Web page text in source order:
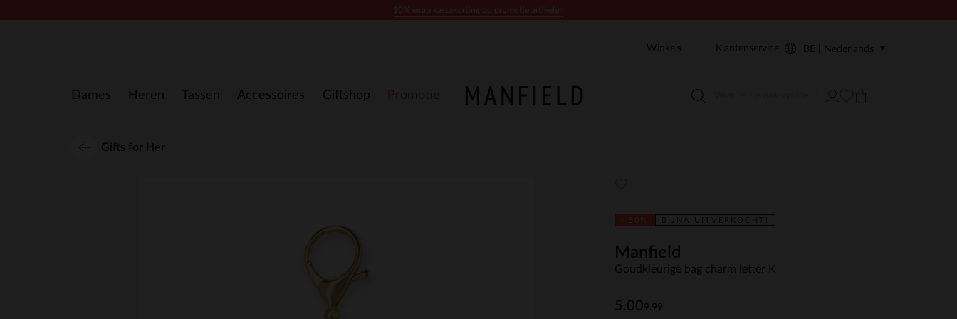
Dames Heren Tassen Accessoires Giftshop Promotie
Winkels Klantenservice BE | Nederlands
Gifts for Her
BIJNA UITVERKOCHT!
Manfield
Goudkleurige bag charm letter K
9.99
5.00